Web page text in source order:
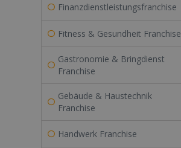
Finanzdienstleistungsfranchise
Fitness & Gesundheit Franchise
Gastronomie & Bringdienst
Franchise
Gebäude & Haustechnik
Franchise
Handwerk Franchise